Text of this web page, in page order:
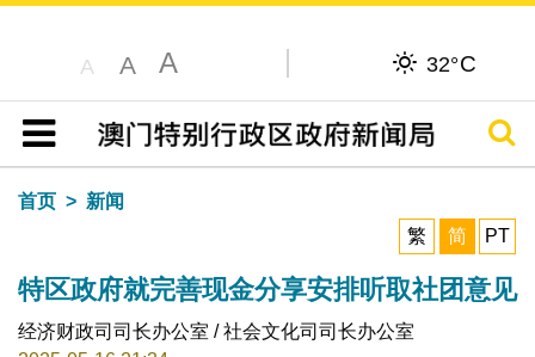
A A A 32°C
目录
搜寻
首页
新闻
繁
简 PT
特区政府就完善现金分享安排听取社团意见
经济财政司司长办公室 / 社会文化司司长办公室